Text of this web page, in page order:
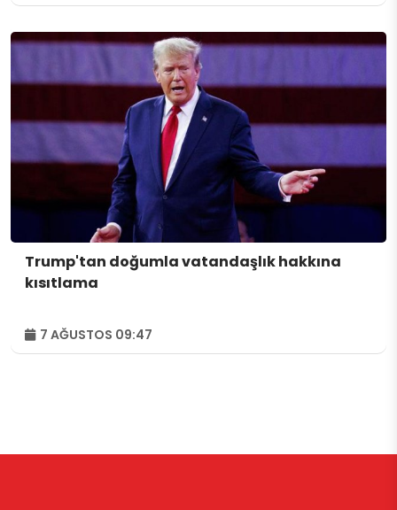
Trump'tan doğumla vatandaşlık hakkına
kısıtlama
7 AĞUSTOS 09:47